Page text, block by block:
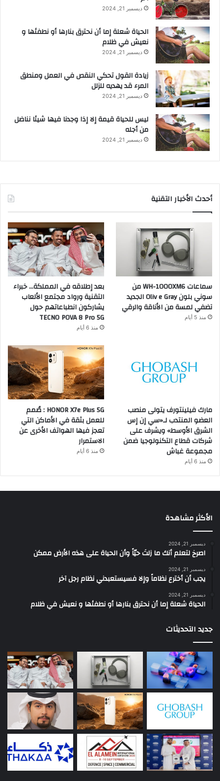
ديسمبر 21, 2024
الحياة شعلة إما أن نحترق بنارها أو نطفئها و
نعيش في ظلام
ديسمبر 21, 2024
زيادة القول تحكي النقص في العمل ومنطق
المرء قد يهديه للزلل
ديسمبر 21, 2024
ليس للحياة قيمة إلا إذا وجدنا فيها شيئا نناضل
من أجله
ديسمبر 21, 2024
أحدث الأخبار التقنية
سماعات WH-1000XM6 من
سوني بلون Oliv e Gray الجديد
تضفي لمسة من الأناقة والرقي
منذ 5 أيام
بعد إطلاقه في المملكة… خبراء
التقنية ورواد مجتمع الألعاب
يشاركون انطباعاتهم حول
TECNO POVA 8 Pro 5G
منذ 6 أيام
مارك فيلينتورف يتولى منصب
العضو المنتدب لـ«سي إن إس
الشرق الأوسط» ويشرف على
شركات قطاع التكنولوجيا ضمن
مجموعة غباش
منذ 6 أيام
HONOR X7e Plus 5G : صُمم
للعمل بثقة في الأماكن التي
تعجز فيها الهواتف الأخرى عن
الاستمرار
منذ 6 أيام
الأكثر مشاهدة
ديسمبر 21, 2024
‫اصرخ لتعلم أنك ما زلتَ حيّاً وأن الحياة على هذه الأرض ممكن
ديسمبر 21, 2024
يجب أن أخترع نظاماً وإلا فسيستعبدني نظام رجل آخر
ديسمبر 21, 2024
الحياة شعلة إما أن نحترق بنارها أو نطفئها و نعيش في ظلام
جديد التحديثات